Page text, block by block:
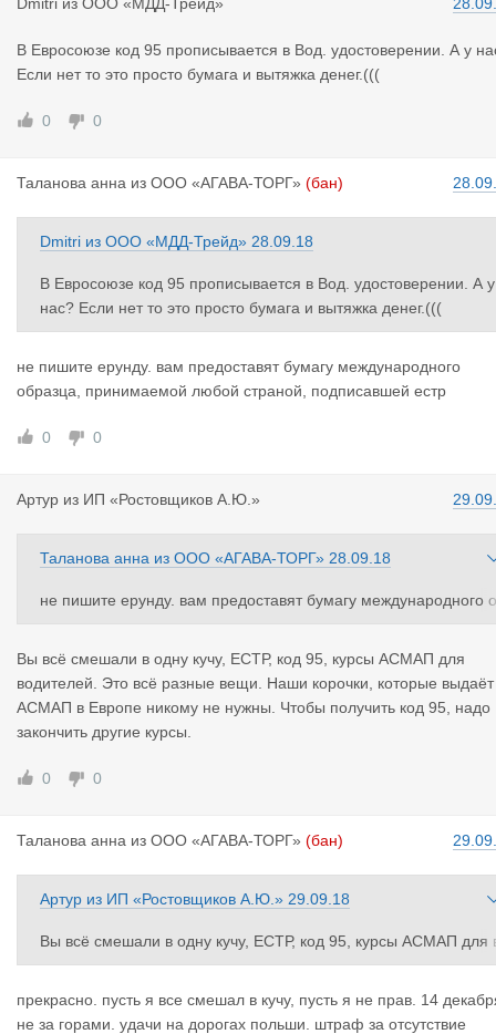
В Евросоюзе код 95 прописывается в Вод. удостоверении. А у
Если нет то это просто бумага и вытяжка денег.(((
0 0
Таланова анна из ООО «АГАВА-ТОРГ» (бан)
Dmitri из ООО «МДД-Трейд» 28.09.18
В Евросоюзе код 95 прописывается в Вод. удостоверении. А у
нас? Если нет то это просто бумага и вытяжка денег.(((
не пишите ерунду. вам предоставят бумагу международного
образца, принимаемой любой страной, подписавшей естр
0 0
Артур из ИП «Ростовщиков А.Ю.»
Таланова анна из ООО «АГАВА-ТОРГ» 28.09.18
не пишите ерунду. вам предоставят бумагу международного о
Вы всё смешали в одну кучу, ЕСТР, код 95, курсы АСМАП для
водителей. Это всё разные вещи. Наши корочки, которые выдаёт
АСМАП в Европе никому не нужны. Чтобы получить код 95, надо
закончить другие курсы.
0 0
Таланова анна из ООО «АГАВА-ТОРГ» (бан)
Артур из ИП «Ростовщиков А.Ю.» 29.09.18
Вы всё смешали в одну кучу, ЕСТР, код 95, курсы АСМАП для
одителей. Это всё разные вещи. Наши корочки, которые
адо закончить другие курсы.
прекрасно. пусть я все смешал в кучу, пусть я не прав. 14
не за горами. удачи на дорогах польши. штраф за отсутствие